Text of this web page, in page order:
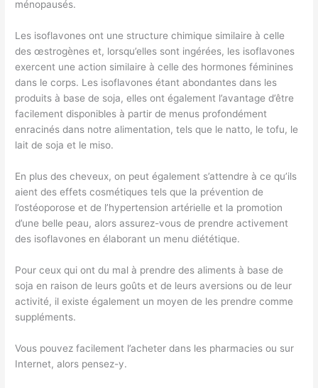
ménopausés.
Les isoflavones ont une structure chimique similaire à celle
des œstrogènes et, lorsqu’elles sont ingérées, les isoflavones
exercent une action similaire à celle des hormones féminines
dans le corps. Les isoflavones étant abondantes dans les
produits à base de soja, elles ont également l’avantage d’être
facilement disponibles à partir de menus profondément
enracinés dans notre alimentation, tels que le natto, le tofu, le
lait de soja et le miso.
En plus des cheveux, on peut également s’attendre à ce qu’ils
aient des effets cosmétiques tels que la prévention de
l’ostéoporose et de l’hypertension artérielle et la promotion
d’une belle peau, alors assurez-vous de prendre activement
des isoflavones en élaborant un menu diététique.
Pour ceux qui ont du mal à prendre des aliments à base de
soja en raison de leurs goûts et de leurs aversions ou de leur
activité, il existe également un moyen de les prendre comme
suppléments.
Vous pouvez facilement l’acheter dans les pharmacies ou sur
Internet, alors pensez-y.